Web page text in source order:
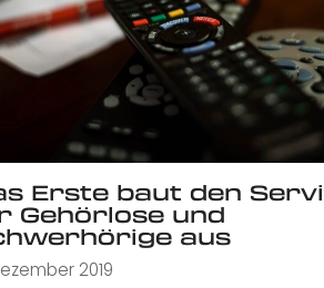
Erste baut den
Gehörlose und
aus
2019